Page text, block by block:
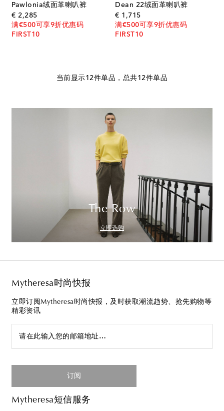
Pawlonia绒面革喇叭裤
€ 2,285original price
满€500可享9折优惠码
FIRST10
Dean 22绒面革喇叭裤
€ 1,715original price
满€500可享9折优惠码
FIRST10
当前显示12件单品，总共12件单品
The Row
立即选购
Mytheresa时尚快报
立即订阅Mytheresa时尚快报，及时获取潮流趋势、抢先购物等
精彩资讯
请在此输入您的邮箱地址…
订阅
Mytheresa短信服务